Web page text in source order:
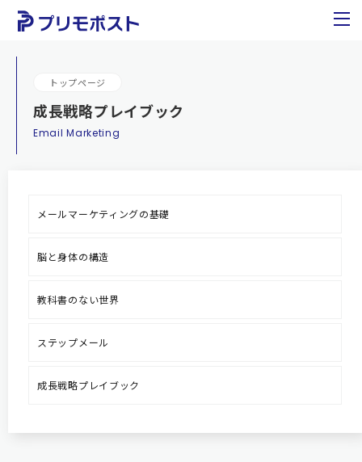
トップページ
成長戦略プレイブック
Email Marketing
メールマーケティングの基礎
脳と身体の構造
教科書のない世界
ステップメール
成長戦略プレイブック